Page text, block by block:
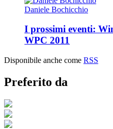
Daniele Bochicchio
I prossimi eventi:
WPC 2011
Disponibile anche come RSS
Preferito da